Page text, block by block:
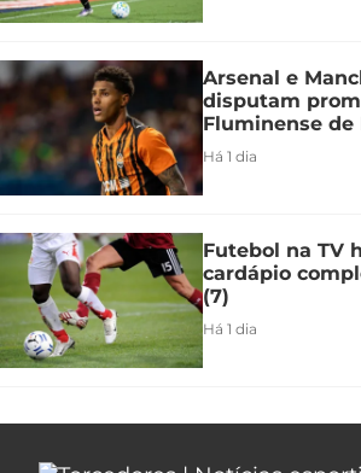
Arsenal e
disputam
Fluminense de
Há 1 dia
Futebol na TV
cardápio
(7)
Há 1 dia